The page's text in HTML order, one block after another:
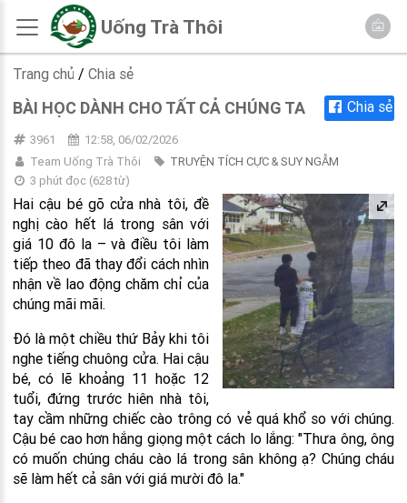
Uống Trà Thôi
Trang chủ / Chia sẻ
Chia sẻ
BÀI HỌC DÀNH CHO TẤT CẢ CHÚNG TA
3961
12:58, 06/02/2026
Team Uống Trà Thôi
TRUYỆN TÍCH CỰC & SUY NGẪM
3 phút đọc(628từ)
Hai cậu bé gõ cửa nhà tôi, đề
nghị cào hết lá trong sân với
giá 10 đô la – và điều tôi làm
tiếp theo đã thay đổi cách nhìn
nhận về lao động chăm chỉ của
chúng mãi mãi.
Đó là một chiều thứ Bảy khi tôi
nghe tiếng chuông cửa. Hai cậu
bé, có lẽ khoảng 11 hoặc 12
tuổi, đứng trước hiên nhà tôi,
tay cầm những chiếc cào trông có vẻ quá khổ so với chúng.
Cậu bé cao hơn hắng giọng một cách lo lắng: "Thưa ông, ông
có muốn chúng cháu cào lá trong sân không ạ? Chúng cháu
sẽ làm hết cả sân với giá mười đô la."